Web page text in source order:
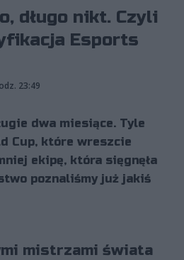
długo nikt. Czyli
Esports
23:49
dwa miesiące. Tyle
Cup, które wreszcie
ekipę, która sięgnęła
poznaliśmy już jakiś
mistrzami świata